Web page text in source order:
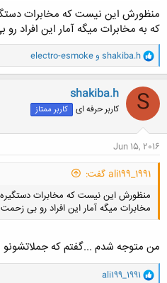
منظورش این نیست که مخابرات
که به مخابرات میگه آمار این افراد
و
ا
ک
ن
ش
ه
ا
shakiba.h وelectro-esmoke
S
shakiba.h
کاربر حرفه ای کاربر ممتاز
Jun 15, 2016
ali199_1991 گفت:
منظورش این نیست که مخابرات
مخابرات میگه آمار این افراد رو بی
من متوجه شدم ...گفتم که
و
ali199_1991